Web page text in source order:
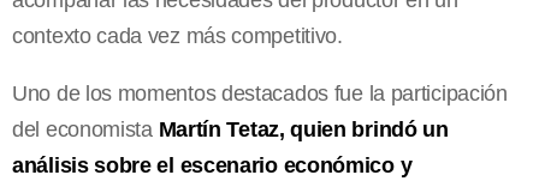
contexto cada vez más competitivo.
Uno de los momentos destacados fue la participación
del economista Martín Tetaz, quien brindó un
análisis sobre el escenario económico y